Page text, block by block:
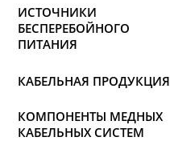
ИСТОЧНИКИ
БЕСПЕРЕБОЙНОГО
ПИТАНИЯ
КАБЕЛЬНАЯ ПРОДУКЦИЯ
КОМПОНЕНТЫ МЕДНЫХ
КАБЕЛЬНЫХ СИСТЕМ